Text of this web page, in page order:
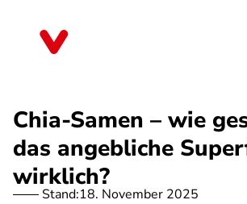
Chia-Samen – wie
das angebliche
wirklich?
Stand:18. November 2025